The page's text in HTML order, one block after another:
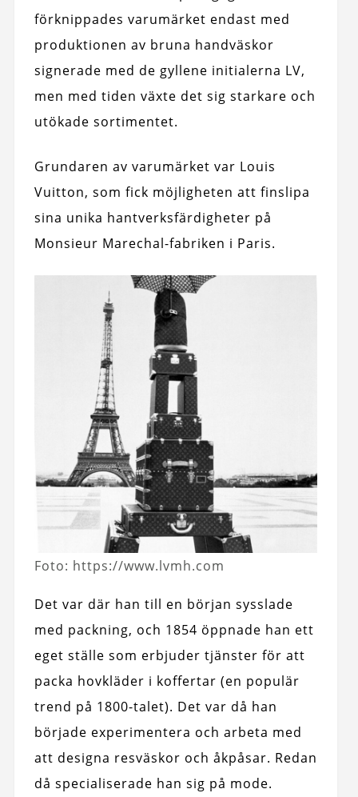
förknippades varumärket endast med
produktionen av bruna handväskor
signerade med de gyllene initialerna LV,
men med tiden växte det sig starkare och
utökade sortimentet.
Grundaren av varumärket var Louis
Vuitton, som fick möjligheten att finslipa
sina unika hantverksfärdigheter på
Monsieur Marechal-fabriken i Paris.
Foto: https://www.lvmh.com
Det var där han till en början sysslade
med packning, och 1854 öppnade han ett
eget ställe som erbjuder tjänster för att
packa hovkläder i koffertar (en populär
trend på 1800-talet). Det var då han
började experimentera och arbeta med
att designa resväskor och åkpåsar. Redan
då specialiserade han sig på mode.